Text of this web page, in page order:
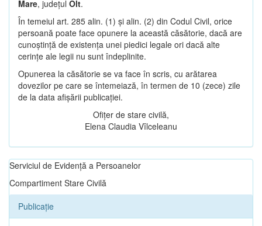
Mare, județul Olt.
În temeiul art. 285 alin. (1) și alin. (2) din Codul Civil, orice
persoană poate face opunere la această căsătorie, dacă are
cunoștință de existența unei piedici legale ori dacă alte
cerințe ale legii nu sunt îndeplinite.
Opunerea la căsătorie se va face în scris, cu arătarea
dovezilor pe care se întemeiază, în termen de 10 (zece) zile
de la data afișării publicației.
Ofițer de stare civilă,
Elena Claudia Vîlceleanu
Serviciul de Evidență a Persoanelor
Compartiment Stare Civilă
Publicație